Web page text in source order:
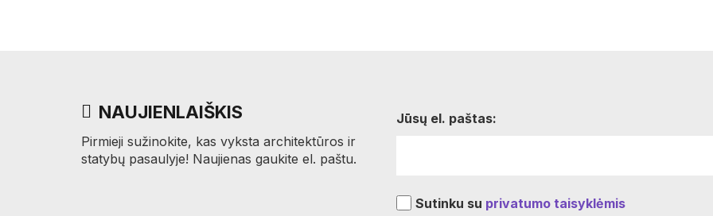
NAUJIENLAIŠKIS
Pirmieji sužinokite, kas vyksta architektūros ir
statybų pasaulyje! Naujienas gaukite el. paštu.
Jūsų el. paštas:
Sutinku su privatumo taisyklėmis